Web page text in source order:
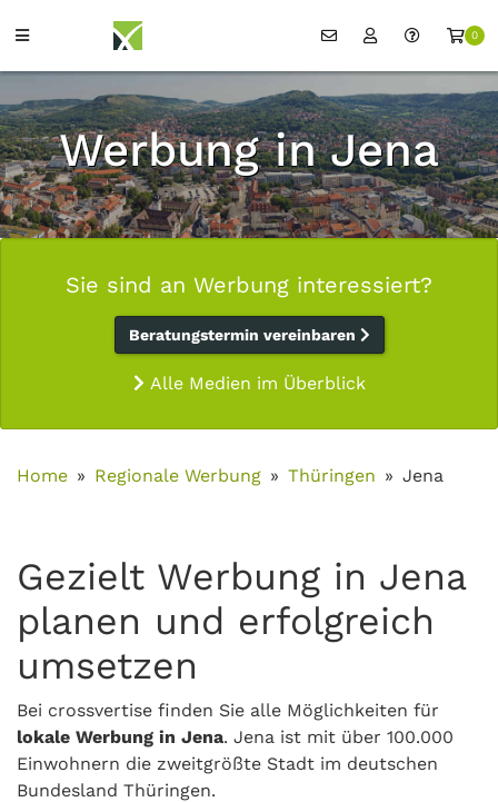
0
Werbung in Jena
Sie sind an Werbung interessiert?
Beratungstermin vereinbaren
Alle Medien im Überblick
Home Regionale Werbung Thüringen Jena
Gezielt Werbung in Jena
planen und erfolgreich
umsetzen
Bei crossvertise finden Sie alle Möglichkeiten für
lokale Werbung in Jena. Jena ist mit über 100.000
Einwohnern die zweitgrößte Stadt im deutschen
Bundesland Thüringen.